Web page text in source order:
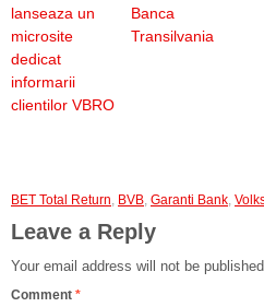
lanseaza un
microsite
dedicat
informarii
clientilor VBRO
Banca
Transilvania
BET Total Return, BVB, Garanti Bank,
Leave a Reply
Your email address will not be
Comment *